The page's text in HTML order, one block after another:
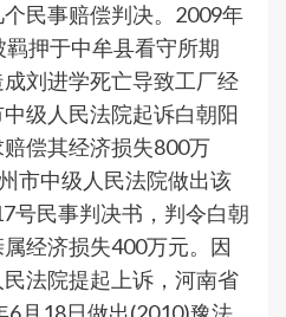
民事赔偿判决。2009年
押于中牟县看守所期
刘进学死亡导致工厂经
级人民法院起诉白朝阳
偿其经济损失800万
市中级人民法院做出该
号民事判决书，判令白朝
经济损失400万元。因
法院提起上诉，河南省